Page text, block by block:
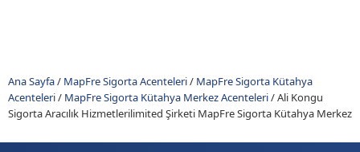
Ana Sayfa/ MapFre Sigorta Acenteleri/ MapFre Sigorta Kütahya
Acenteleri/ MapFre Sigorta Kütahya Merkez Acenteleri/Ali Kongu
Sigorta Aracılık Hizmetlerilimited Şirketi MapFre Sigorta Kütahya Merkez